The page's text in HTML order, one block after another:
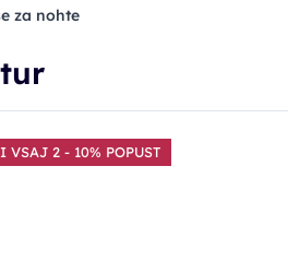
za nohte
VSAJ 2 - 10% POPUST